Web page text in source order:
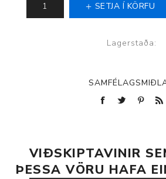
SETJA Í KÖRFU
Lagerstaða:
VIÐSKIPTAVINIR
ÞESSA VÖRU HAFA